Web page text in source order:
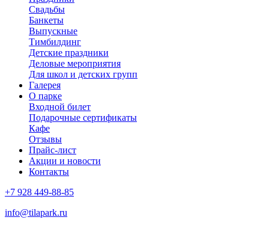
Свадьбы
Банкеты
Выпускные
Тимбилдинг
Детские праздники
Деловые мероприятия
Для школ и детских групп
Галерея
О парке
Входной билет
Подарочные сертификаты
Кафе
Отзывы
Прайс-лист
Акции и новости
Контакты
+7 928 449-88-85
info@tilapark.ru